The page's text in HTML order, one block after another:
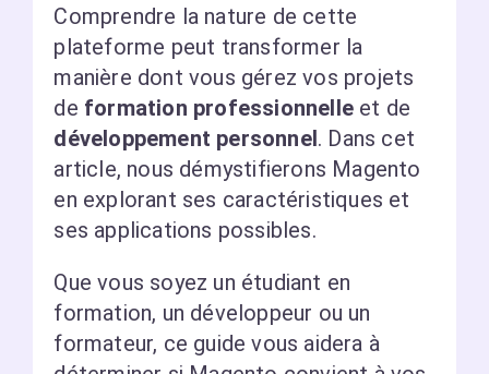
Comprendre la nature de cette
plateforme peut transformer la
manière dont vous gérez vos projets
de formation professionnelle et de
développement personnel. Dans cet
article, nous démystifierons Magento
en explorant ses caractéristiques et
ses applications possibles.
Que vous soyez un étudiant en
formation, un développeur ou un
formateur, ce guide vous aidera à